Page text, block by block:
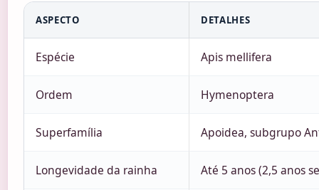
ASPECTO DETALHES
Espécie Apis mellifera
Ordem Hymenoptera
Superfamília Apoidea, subgrupo
Longevidade da rainha Até 5 anos (2,5 anos